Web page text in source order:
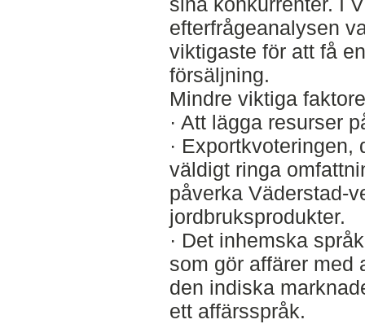
efterfrågeanalysen
viktigaste för att få
försäljning.
Mindre viktiga
· Att lägga resurser
·
väldigt ringa
påverka Väderstad-
jordbruksprodukter.
· Det inhemska
som gör affärer med
den indiska
ett affärsspråk.